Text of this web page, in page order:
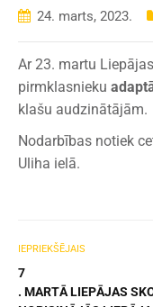
24. marts, 2023.
Ar 23. martu
pirmklasnieku
klašu audzinātājām.
Nodarbības notiek
Uliha ielā.
IEPRIEKŠĒJAIS
7
. MARTĀ LIEPĀJAS